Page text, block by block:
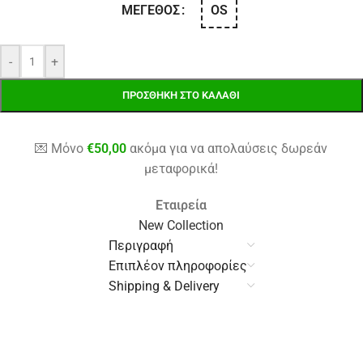
ΜΈΓΕΘΟΣ OS
- +
ΠΡΟΣΘΉΚΗ ΣΤΟ ΚΑΛΆΘΙ
💌 Μόνο€50,00 ακόμα για να απολαύσεις δωρεάν
μεταφορικά!
Εταιρεία
New Collection
Περιγραφή
Επιπλέον πληροφορίες
Shipping & Delivery